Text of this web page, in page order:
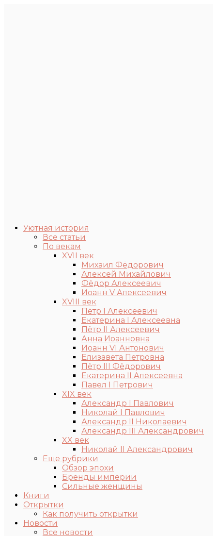
Уютная история
Все статьи
По векам
XVII век
Михаил Фёдорович
Алексей Михайлович
Фёдор Алексеевич
Иоанн V Алексеевич
XVIII век
Пётр I Алексеевич
Екатерина I Алексеевна
Пётр II Алексеевич
Анна Иоанновна
Иоанн VI Антонович
Елизавета Петровна
Пётр III Фёдорович
Екатерина II Алексеевна
Павел I Петрович
XIX век
Александр I Павлович
Николай I Павлович
Александр II Николаевич
Александр III Александрович
XX век
Николай II Александрович
Еще рубрики
Обзор эпохи
Бренды империи
Сильные женщины
Книги
Открытки
Как получить открытки
Новости
Все новости